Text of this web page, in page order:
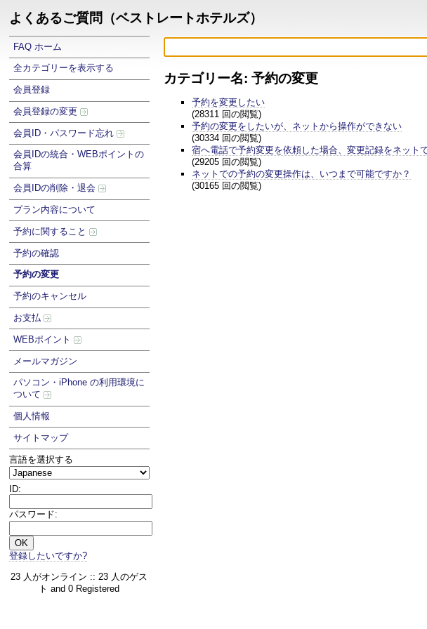
よくあるご質問（ベストレートホテルズ）
FAQ ホーム
全カテゴリーを表示する
会員登録
会員登録の変更
会員ID・パスワード忘れ
会員IDの統合・WEBポイントの
合算
会員IDの削除・退会
プラン内容について
予約に関すること
予約の確認
予約の変更
予約のキャンセル
お支払
WEBポイント
メールマガジン
パソコン・iPhone の利用環境に
ついて
個人情報
サイトマップ
言語を選択する
ID:
パスワード:
登録したいですか?
23 人がオンライン :: 23 人のゲス
ト and 0 Registered
カテゴリー名: 予約の変更
予約を変更したい
(28311 回の閲覧)
予約の変更をしたいが、ネットから操作ができない
(30334 回の閲覧)
宿へ電話で予約変更を依頼した場合、変更記録をネット
(29205 回の閲覧)
ネットでの予約の変更操作は、いつまで可能ですか？
(30165 回の閲覧)